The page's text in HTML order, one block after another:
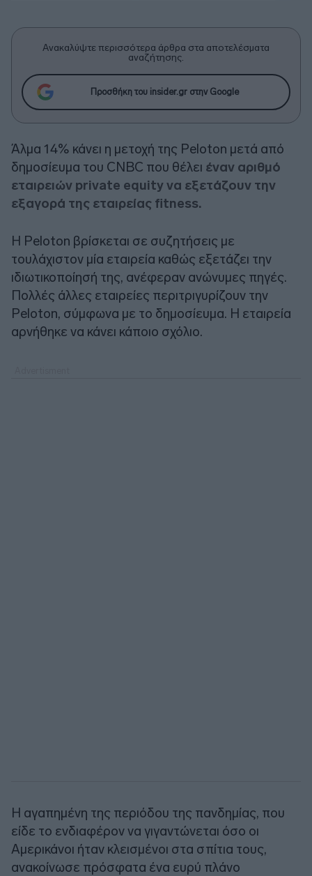
Ανακαλύψτε περισσότερα άρθρα στα αποτελέσματα
αναζήτησης.
Προσθήκη του insider.gr στην Google
Άλμα 14% κάνει η μετοχή της Peloton μετά από
δημοσίευμα του CNBC που θέλει έναν αριθμό
εταιρειών private equity να εξετάζουν την
εξαγορά της εταιρείας fitness.
Η Peloton βρίσκεται σε συζητήσεις με
τουλάχιστον μία εταιρεία καθώς εξετάζει την
ιδιωτικοποίησή της, ανέφεραν ανώνυμες πηγές.
Πολλές άλλες εταιρείες περιτριγυρίζουν την
Peloton, σύμφωνα με το δημοσίευμα. Η εταιρεία
αρνήθηκε να κάνει κάποιο σχόλιο.
Η αγαπημένη της περιόδου της πανδημίας, που
είδε το ενδιαφέρον να γιγαντώνεται όσο οι
Αμερικάνοι ήταν κλεισμένοι στα σπίτια τους,
ανακοίνωσε πρόσφατα ένα ευρύ πλάνο